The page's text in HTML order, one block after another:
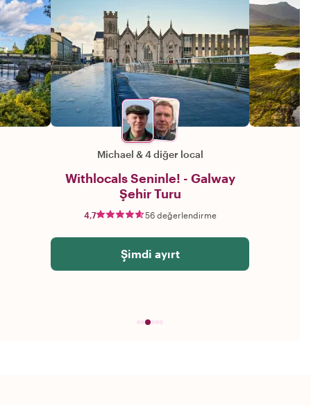
Michael &4 diğer local
Withlocals Seninle! - Galway
Şehir Turu
4,7 56 değerlendirme
Şimdi ayırt